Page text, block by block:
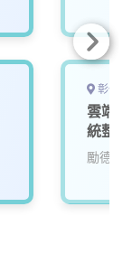
彰化
雲端
統整
勵德自